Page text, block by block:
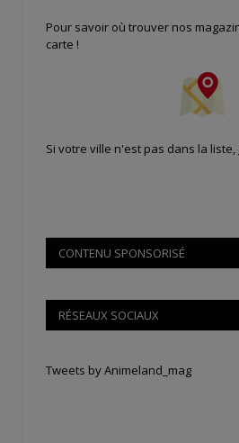
Pour savoir où trouver nos
carte !
Si votre ville n'est pas dans la liste,
CONTENU SPONSORISÉ
RÉSEAUX SOCIAUX
Tweets by Animeland_mag